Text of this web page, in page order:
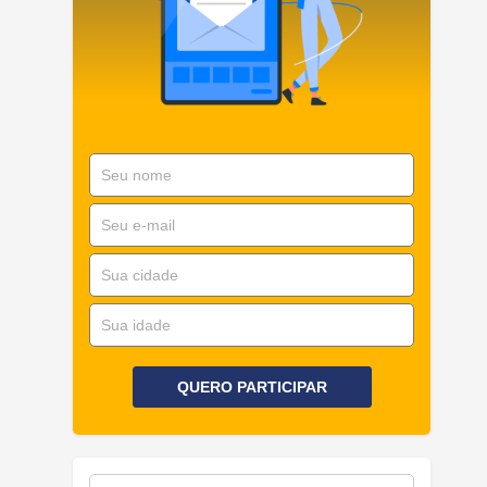
QUERO PARTICIPAR